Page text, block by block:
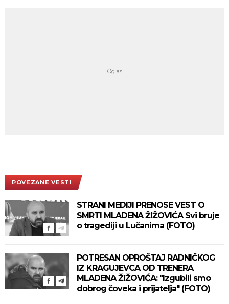
POVEZANE VESTI
STRANI MEDIJI PRENOSE VEST O
SMRTI MLADENA ŽIŽOVIĆA Svi bruje
o tragediji u Lučanima (FOTO)
POTRESAN OPROŠTAJ RADNIČKOG
IZ KRAGUJEVCA OD TRENERA
MLADENA ŽIŽOVIĆA: "Izgubili smo
dobrog čoveka i prijatelja" (FOTO)